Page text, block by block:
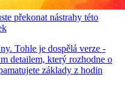
překonat nástrahy této
Tohle je dospělá verze -
detailem, který rozhodne o
základy z hodin